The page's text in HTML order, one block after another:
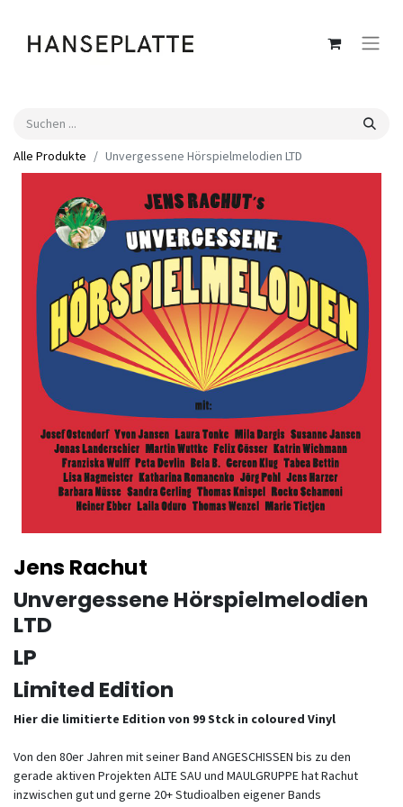
Alle Produkte Unvergessene Hörspielmelodien LTD
Jens Rachut
Unvergessene Hörspielmelodien
LTD
LP
Limited Edition
Hier die limitierte Edition von 99 Stck in coloured Vinyl
Von den 80er Jahren mit seiner Band ANGESCHISSEN bis zu den
gerade aktiven Projekten ALTE SAU und MAULGRUPPE hat Rachut
inzwischen gut und gerne 20+ Studioalben eigener Bands